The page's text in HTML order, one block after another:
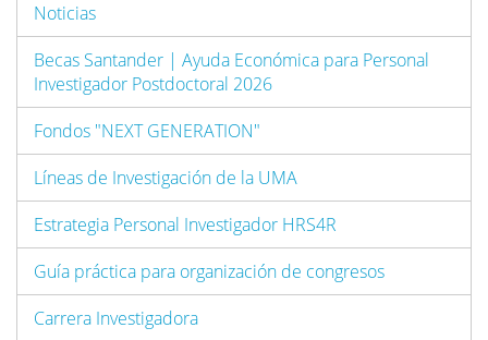
Noticias
Becas Santander | Ayuda Económica para Personal
Investigador Postdoctoral 2026
Fondos "NEXT GENERATION"
Líneas de Investigación de la UMA
Estrategia Personal Investigador HRS4R
Guía práctica para organización de congresos
Carrera Investigadora